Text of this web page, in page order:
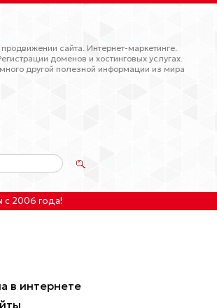
сайта. Интернет-маркетинге.
доменов и хостинговых услугах.
другой полезной информации из мира
с 2006 года!
в интернете